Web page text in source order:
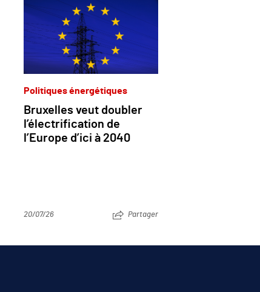
Politiques énergétiques
Bruxelles veut doubler
l’électrification de
l’Europe d’ici à 2040
20/07/26 Partager